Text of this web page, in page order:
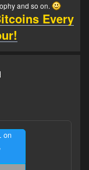
and so on.
Every
on